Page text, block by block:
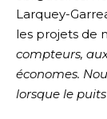
Larquey-
les projets de
compteurs,
économes.
lorsque le puits